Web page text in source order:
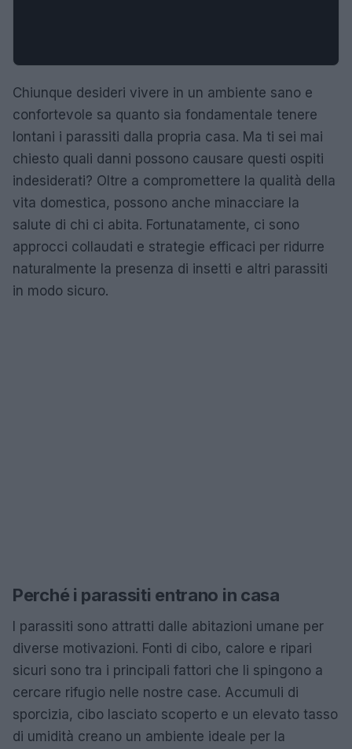
Chiunque desideri vivere in un ambiente sano e
confortevole sa quanto sia fondamentale tenere
lontani i parassiti dalla propria casa. Ma ti sei mai
chiesto quali danni possono causare questi ospiti
indesiderati? Oltre a compromettere la qualità della
vita domestica, possono anche minacciare la
salute di chi ci abita. Fortunatamente, ci sono
approcci collaudati e strategie efficaci per ridurre
naturalmente la presenza di insetti e altri parassiti
in modo sicuro.
Perché i parassiti entrano in casa
I parassiti sono attratti dalle abitazioni umane per
diverse motivazioni. Fonti di cibo, calore e ripari
sicuri sono tra i principali fattori che li spingono a
cercare rifugio nelle nostre case. Accumuli di
sporcizia, cibo lasciato scoperto e un elevato tasso
di umidità creano un ambiente ideale per la